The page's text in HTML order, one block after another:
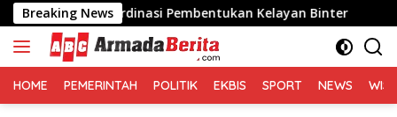
Langsung
ke
konten
Breaking News
Koordinasi Pembentukan Kelayan Binter BBWS
HOME PEMERINTAH POLITIK EKBIS SPORT NEWS